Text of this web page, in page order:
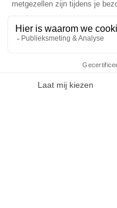
Configureer Contact